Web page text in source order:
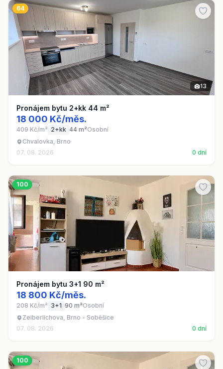
64
13
Pronájem bytu 2+kk 44 m²
18 000 Kč/měs.
409 Kč/m² 2+kk 44 m²Osobní
Chvalovka, Brno
07. 08. 2026
0 dní
100
Pronájem bytu 3+1 90 m²
18 800 Kč/měs.
208 Kč/m² 3+1 90 m²Osobní
Zeiberlichova, Brno - Soběšice
07. 08. 2026
0 dní
100